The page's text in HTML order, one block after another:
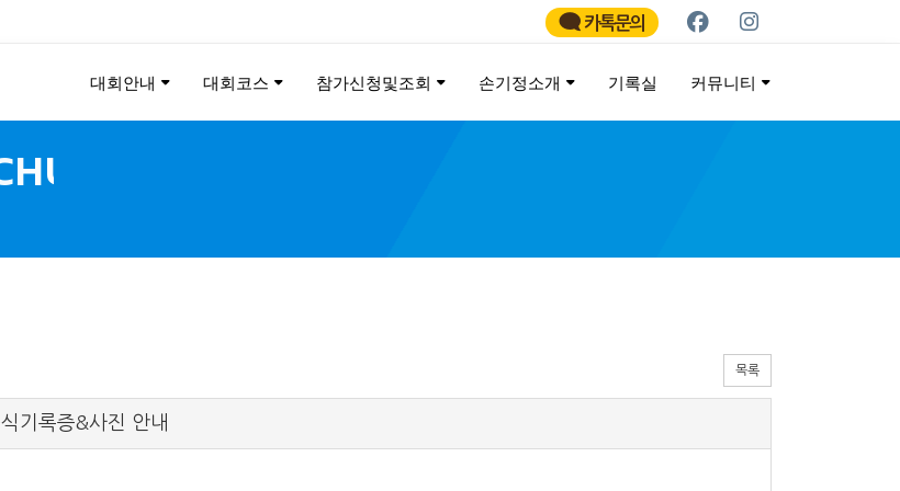
카톡문의
대회안내 대회코스 참가신청및조회 손기정소개 기록실 커뮤니티
PEACE MARATHON
목록
기록증&사진 안내